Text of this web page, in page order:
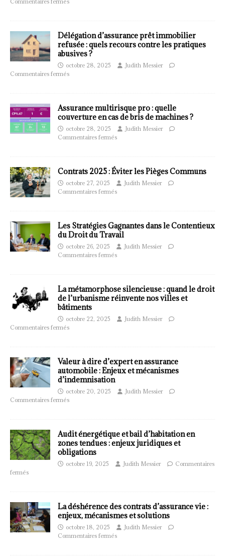
Délégation d’assurance prêt immobilier
refusée : quels recours contre les pratiques
abusives ?
octobre 28, 2025
Judith Messier
Commentaires fermés
Assurance multirisque pro : quelle
couverture en cas de bris de machines ?
octobre 28, 2025
Judith Messier
Commentaires fermés
Contrats 2025 : Éviter les Pièges Communs
octobre 27, 2025
Judith Messier
Commentaires fermés
Les Stratégies Gagnantes dans le Contentieux
du Droit du Travail
octobre 26, 2025
Judith Messier
Commentaires fermés
La métamorphose silencieuse : quand le droit
de l’urbanisme réinvente nos villes et
bâtiments
octobre 22, 2025
Judith Messier
Commentaires fermés
Valeur à dire d’expert en assurance
automobile : Enjeux et mécanismes
d’indemnisation
octobre 20, 2025
Judith Messier
Commentaires fermés
Audit énergétique et bail d’habitation en
zones tendues : enjeux juridiques et
obligations
octobre 19, 2025 Judith Messier
Commentaires
fermés
La déshérence des contrats d’assurance vie :
enjeux, mécanismes et solutions
octobre 18, 2025
Judith Messier
Commentaires fermés